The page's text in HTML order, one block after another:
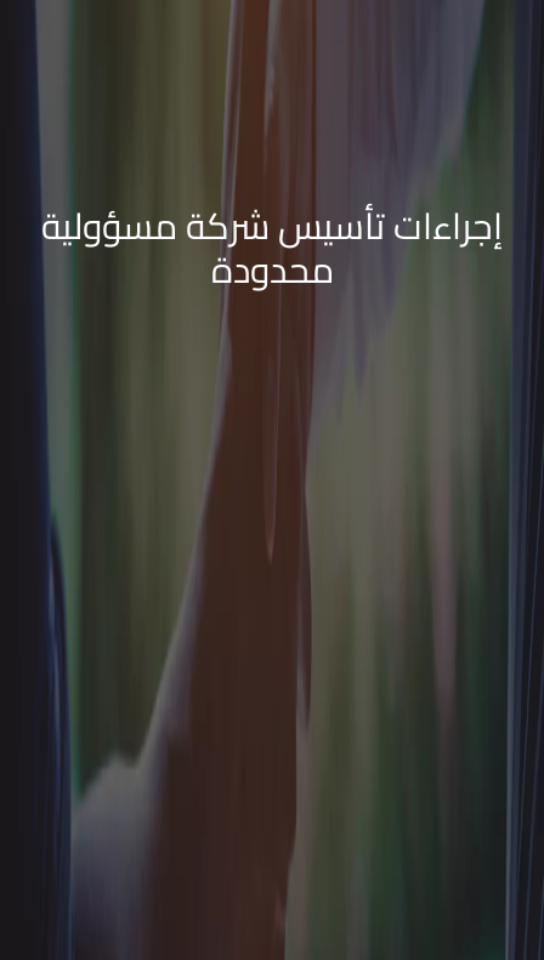
إجراءات تأسيس شركة مسؤولية
محدودة